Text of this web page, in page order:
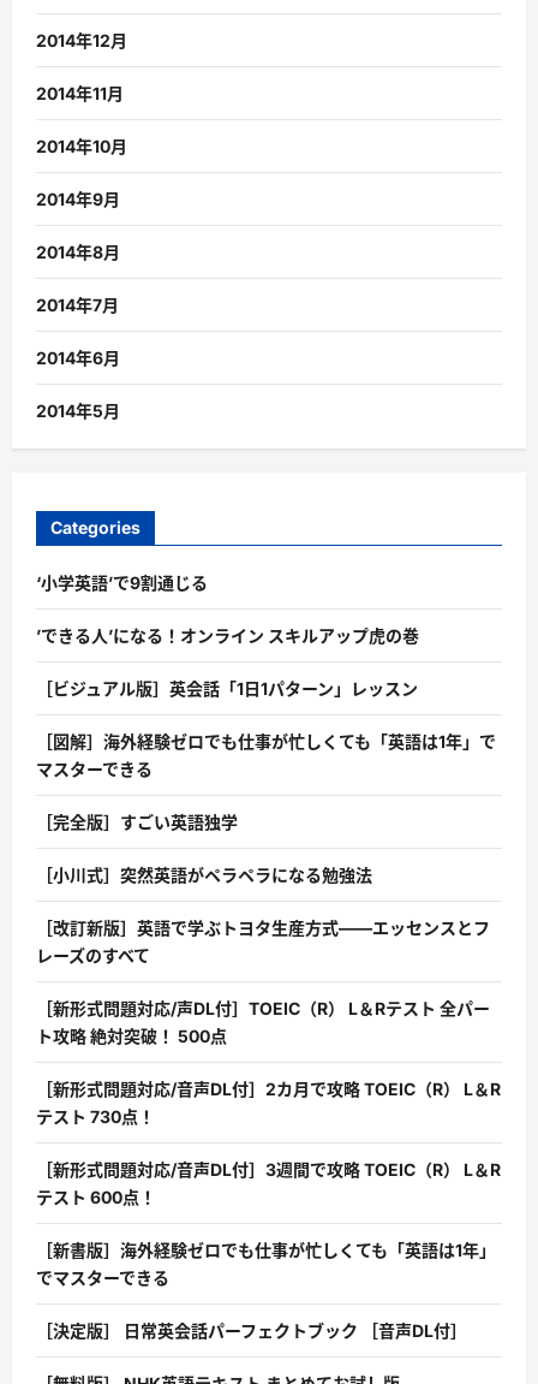
2014年12月
2014年11月
2014年10月
2014年9月
2014年8月
2014年7月
2014年6月
2014年5月
Categories
‘小学英語’で9割通じる
’できる人’になる！オンライン スキルアップ虎の巻
［ビジュアル版］英会話「1日1パターン」レッスン
［図解］海外経験ゼロでも仕事が忙しくても「英語は1年」で
マスターできる
［完全版］すごい英語独学
［小川式］突然英語がペラペラになる勉強法
［改訂新版］英語で学ぶトヨタ生産方式――エッセンスとフ
レーズのすべて
［新形式問題対応/声DL付］TOEIC（R） L＆Rテスト 全パー
ト攻略 絶対突破！ 500点
［新形式問題対応/音声DL付］2カ月で攻略 TOEIC（R） L＆R
テスト 730点！
［新形式問題対応/音声DL付］3週間で攻略 TOEIC（R） L＆R
テスト 600点！
［新書版］海外経験ゼロでも仕事が忙しくても「英語は1年」
でマスターできる
［決定版］ 日常英会話パーフェクトブック ［音声DL付］